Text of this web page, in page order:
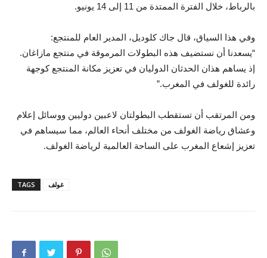
بالرباط، خلال الفترة الممتدة من 11 إلى 14 يونيو.
وفي هذا السياق، قال جاك كلوديل، المدير العام للمنتجع:
“يسعدنا أن نستضيف هذه البطولات المرموقة في منتجع مازاغان.
إذ يساهم هذان الحدثان الدوليان في تعزيز مكانة المنتجع كوجهة
رائدة للغولف في المغرب.”
ومن المرتقب أن تستقطب البطولتان لاعبين دوليين ووسائل إعلام
وعشاق رياضة الغولف من مختلف أنحاء العالم، مما سيساهم في
تعزيز إشعاع المغرب على الساحة العالمية لرياضة الغولف.
TAGS غولف